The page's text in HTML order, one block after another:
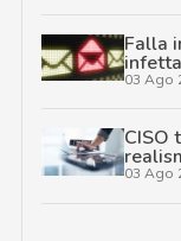
Falla
03 Ago
CISO
03 Ago